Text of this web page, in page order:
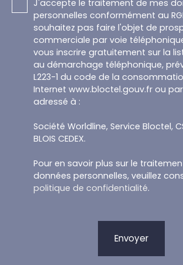
J'accepte le traitement de mes
personnelles conformément au
souhaitez pas faire l'objet de
commerciale par voie
vous inscrire gratuitement sur la
au démarchage téléphonique,
L223-1 du code de la
Internet www.bloctel.gouv.fr ou
adressé à :
Société Worldline, Service Bloctel, CS
BLOIS CEDEX.
Pour en savoir plus sur le
données personnelles, veuillez
politique de confidentialité.
Envoyer